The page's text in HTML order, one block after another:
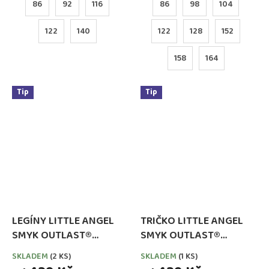
86 92 116
122 140
86 98 104
122 128 152
158 164
Tip
LEGÍNY LITTLE ANGEL
SMYK OUTLAST®
ŠVESTKOVÉ
SKLADEM (2 KS)
Tip
TRIČKO LITTLE ANGEL
SMYK OUTLAST®
DLOUHÝ RUKÁV - SYTĚ
RŮŽOVÁ
SKLADEM (1 KS)